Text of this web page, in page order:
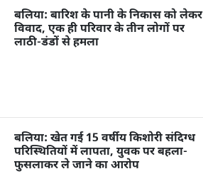
बलिया: बारिश के पानी के निकास को लेकर
विवाद, एक ही परिवार के तीन लोगों पर
लाठी-डंडों से हमला
बलिया: खेत गई 15 वर्षीय किशोरी संदिग्ध
परिस्थितियों में लापता, युवक पर बहला-
फुसलाकर ले जाने का आरोप